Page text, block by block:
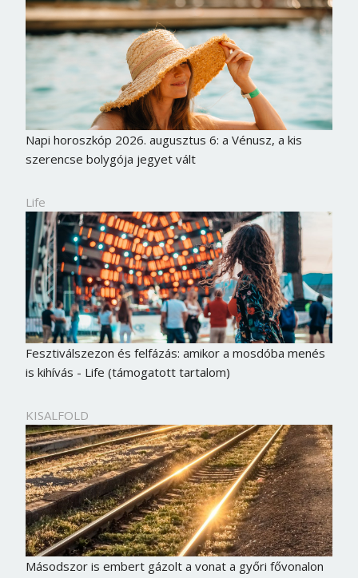
Napi horoszkóp 2026. augusztus 6: a Vénusz, a kis
szerencse bolygója jegyet vált
Life
Fesztiválszezon és felfázás: amikor a mosdóba menés
is kihívás - Life (támogatott tartalom)
KISALFOLD
Másodszor is embert gázolt a vonat a győri fővonalon